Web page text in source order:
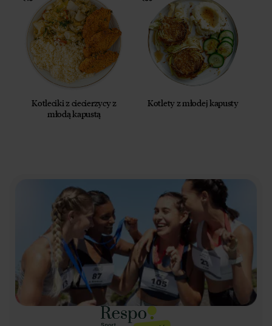
Kotleciki z ciecierzycy z
młodą kapustą
Kotlety z młodej kapusty